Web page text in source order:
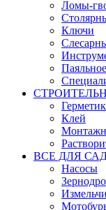
Ломы-
Ключи
Клей
ВСЕ ДЛЯ
Насосы